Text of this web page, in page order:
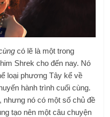
có lẽ là một trong
Shrek cho đến nay. Nó
loại phương Tây kể về
hành trình cuối cùng.
nhưng nó có một số chủ đề
tạo nên một câu chuyện